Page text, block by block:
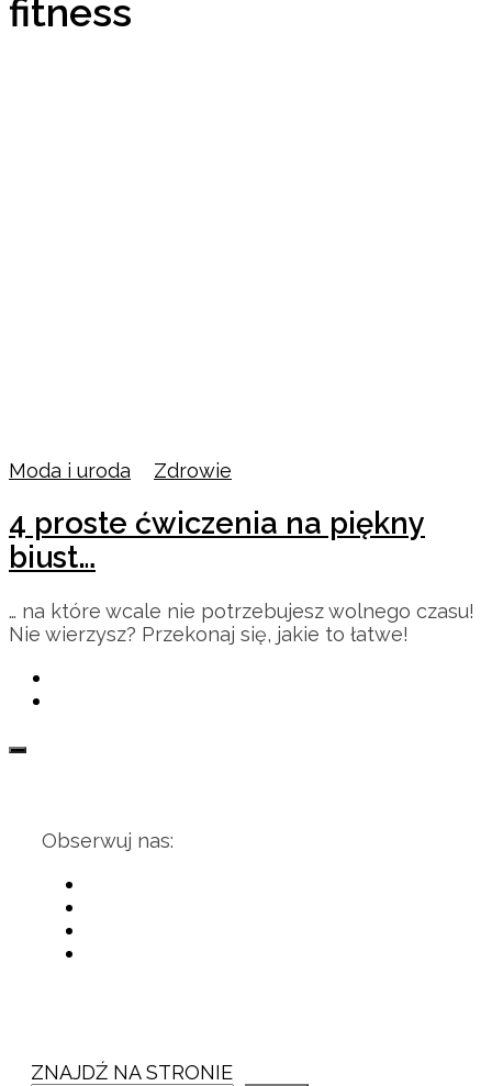
fitness
Moda i uroda Zdrowie
4 proste ćwiczenia na piękny
biust…
… na które wcale nie potrzebujesz wolnego czasu!
Nie wierzysz? Przekonaj się, jakie to łatwe!
Obserwuj nas:
ZNAJDŹ NA STRONIE